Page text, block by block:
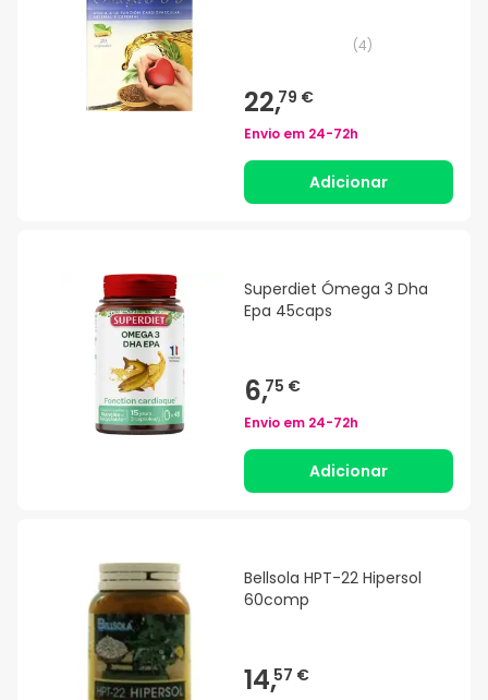
(4)
22,79 €
Envio em 24-72h
Adicionar
Superdiet Ómega 3 Dha
Epa 45caps
6,75 €
Envio em 24-72h
Adicionar
Bellsola HPT-22 Hipersol
60comp
14,57 €